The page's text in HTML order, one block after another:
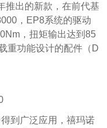
推出的新款，在前代基
，EP8系统的驱动
，扭矩输出达到85
重功能设计的配件（ D
到广泛应用，禧玛诺